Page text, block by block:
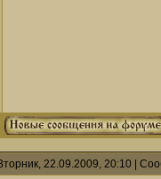
22.09.2009, 20:10 |